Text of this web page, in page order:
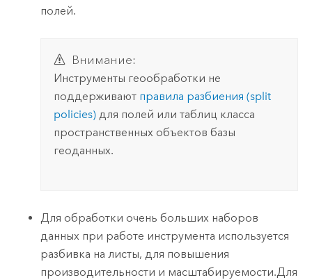
полей.
Внимание:
Инструменты геообработки не
поддерживают правила разбиения (split
policies)для полей или таблиц класса
пространственных объектов базы
геоданных.
Для обработки очень больших наборов
данных при работе инструмента используется
разбивка на листы, для повышения
производительности и масштабируемости.Для